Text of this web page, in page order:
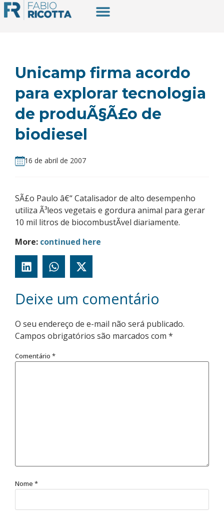
Unicamp firma acordo
para explorar tecnologia
de produÃ§Ã£o de
biodiesel
16 de abril de 2007
SÃ£o Paulo â€“ Catalisador de alto desempenho
utiliza Ã³leos vegetais e gordura animal para gerar
10 mil litros de biocombustÃ­vel diariamente.
More: continued here
Deixe um comentário
O seu endereço de e-mail não será publicado.
Campos obrigatórios são marcados com *
Comentário *
Nome *